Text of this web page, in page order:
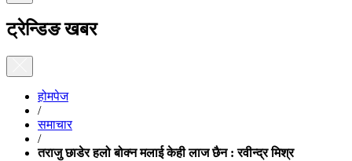
ट्रेन्डिङ खबर
होमपेज
/
समाचार
/
तराजु छाडेर हलो बोक्न मलाई केही लाज छैन : रवीन्द्र मिश्र